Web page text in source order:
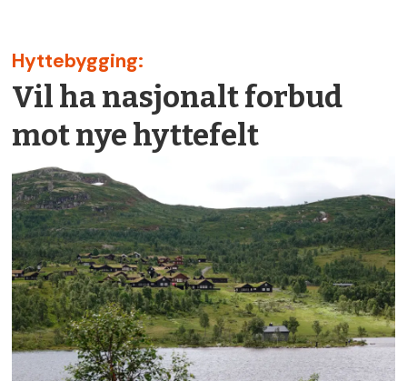
Hyttebygging:
Vil ha nasjonalt forbud
mot nye hyttefelt